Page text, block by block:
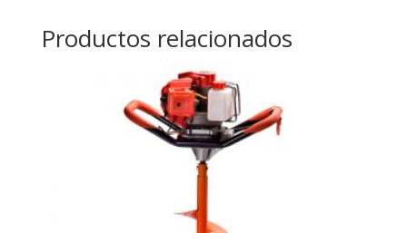
Productos relacionados